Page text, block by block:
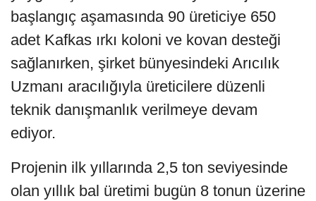
başlangıç aşamasında 90 üreticiye 650
adet Kafkas ırkı koloni ve kovan desteği
sağlanırken, şirket bünyesindeki Arıcılık
Uzmanı aracılığıyla üreticilere düzenli
teknik danışmanlık verilmeye devam
ediyor.
Projenin ilk yıllarında 2,5 ton seviyesinde
olan yıllık bal üretimi bugün 8 tonun üzerine